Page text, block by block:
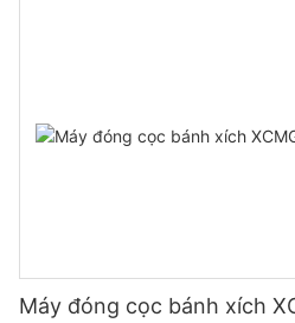
Máy đóng cọc bánh xích